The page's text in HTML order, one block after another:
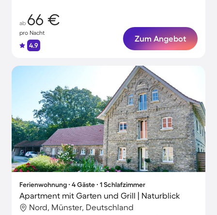
ab 66 €
pro Nacht
4.9
Zum Angebot
Ferienwohnung ∙ 4 Gäste ∙ 1 Schlafzimmer
Apartment mit Garten und Grill | Naturblick
Nord, Münster, Deutschland